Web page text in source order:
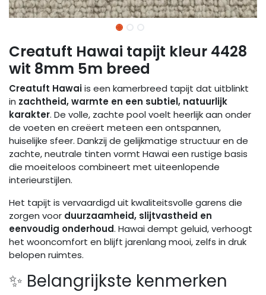
Creatuft Hawai tapijt kleur 4428
wit 8mm 5m breed
Creatuft Hawaiis een kamerbreed tapijt dat uitblinkt
in zachtheid, warmte en een subtiel, natuurlijk
karakter. De volle, zachte pool voelt heerlijk aan onder
de voeten en creëert meteen een ontspannen,
huiselijke sfeer. Dankzij de gelijkmatige structuur en de
zachte, neutrale tinten vormt Hawai een rustige basis
die moeiteloos combineert met uiteenlopende
interieurstijlen.
Het tapijt is vervaardigd uit kwaliteitsvolle garens die
zorgen voor duurzaamheid, slijtvastheid en
eenvoudig onderhoud. Hawai dempt geluid, verhoogt
het wooncomfort en blijft jarenlang mooi, zelfs in druk
belopen ruimtes.
✨ Belangrijkste kenmerken